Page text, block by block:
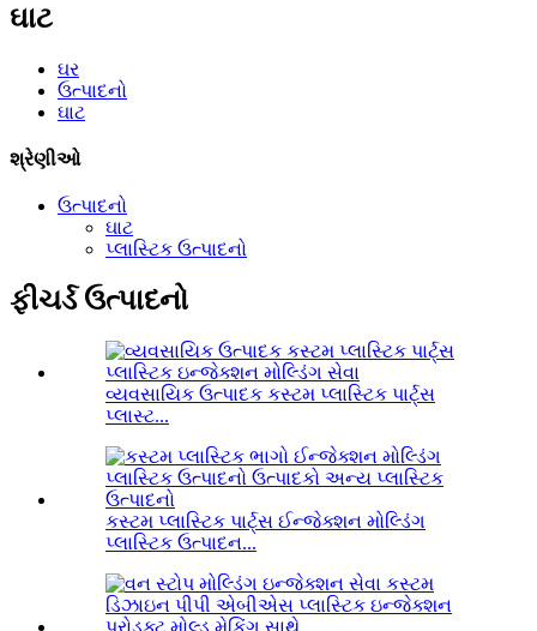
ઘાટ
ઘર
ઉત્પાદનો
ઘાટ
શ્રેણીઓ
ઉત્પાદનો
ઘાટ
પ્લાસ્ટિક ઉત્પાદનો
ફીચર્ડ ઉત્પાદનો
વ્યવસાયિક ઉત્પાદક કસ્ટમ પ્લાસ્ટિક પાર્ટ્સ
પ્લાસ્ટ...
કસ્ટમ પ્લાસ્ટિક પાર્ટ્સ ઈન્જેક્શન મોલ્ડિંગ
પ્લાસ્ટિક ઉત્પાદન...